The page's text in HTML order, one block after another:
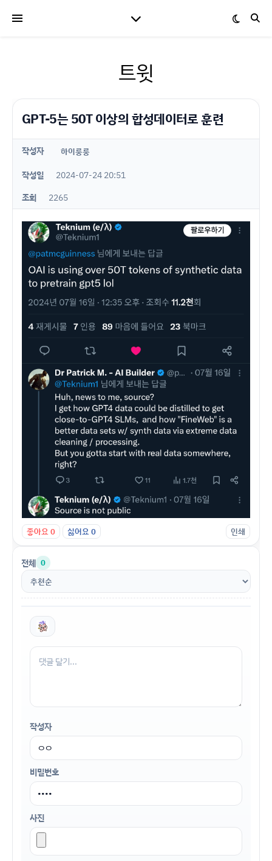
트윗
GPT-5는 50T 이상의 합성데이터로 훈련
작성자 하이룽룽
작성일
2024-07-24 20:51
조회
2265
좋아요0 싫어요0 인쇄
전체 0
작성자
비밀번호
사진